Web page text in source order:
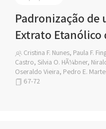
Padronização de
Extrato
Cristina F. Nunes, Paula F.
Castro, Silvia O. HÃ¼bner,
Oseraldo Vieira, Pedro E.
67-72